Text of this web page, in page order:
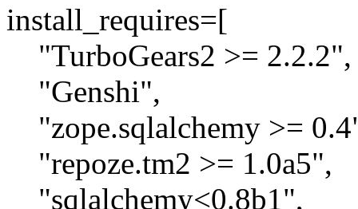
install_requires=[
"TurboGears2 >= 2.2.2",
"Genshi",
"zope.sqlalchemy >=
"repoze.tm2 >= 1.0a5",
"sqlalchemy<0.8b1",